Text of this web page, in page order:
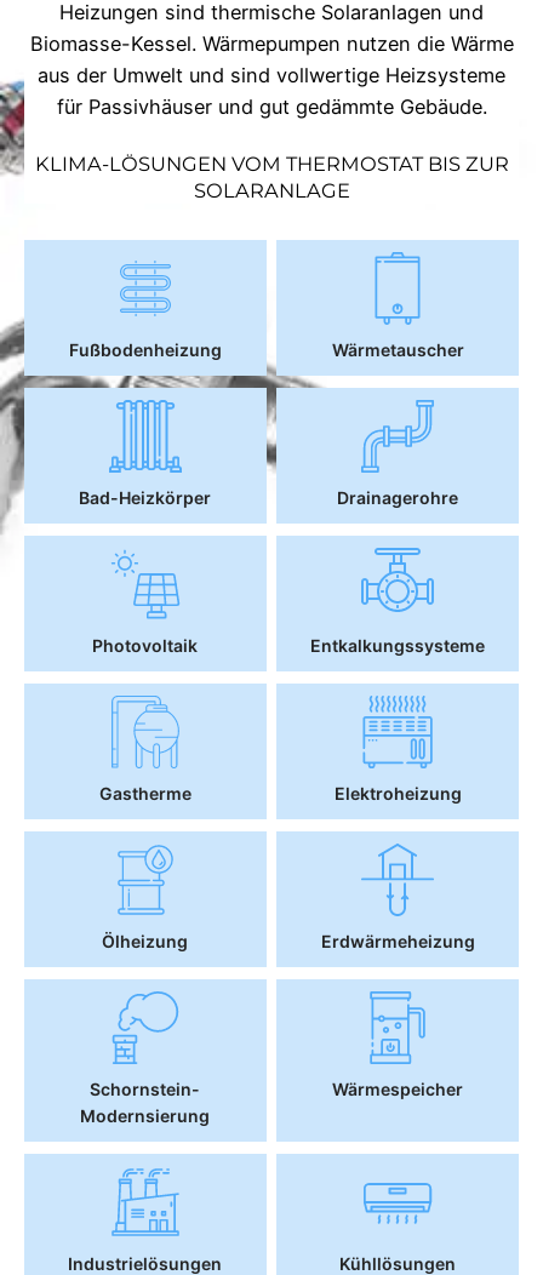
Heizungen sind thermische Solaranlagen und
Biomasse-Kessel. Wärmepumpen nutzen die Wärme
aus der Umwelt und sind vollwertige Heizsysteme
für Passivhäuser und gut gedämmte Gebäude.
KLIMA-LÖSUNGEN VOM THERMOSTAT BIS ZUR
SOLARANLAGE
Fußbodenheizung Wärmetauscher
Bad-Heizkörper Drainagerohre
Photovoltaik Entkalkungssysteme
Gastherme Elektroheizung
Ölheizung Erdwärmeheizung
Schornstein-
Modernsierung
Wärmespeicher
Industrielösungen Kühllösungen